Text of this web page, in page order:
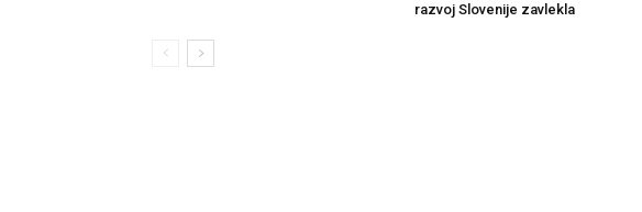
razvoj Slovenije zavlekla